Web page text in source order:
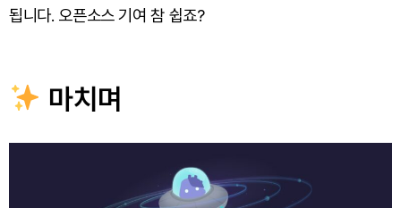
됩니다. 오픈소스 기여 참 쉽죠?
마치며